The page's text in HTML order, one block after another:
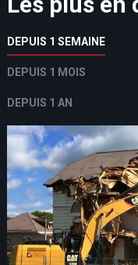
DEPUIS 1 SEMAINE
DEPUIS 1 MOIS
DEPUIS 1 AN